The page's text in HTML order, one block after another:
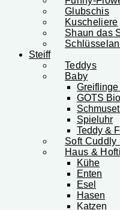
Glubschis
Kuscheliere
Shaun das
Steiff
Teddys
Baby
GOTS Bio
Spieluhr
Teddy &
Soft Cuddly
Haus &
Kühe
Enten
Esel
Hasen
Katzen